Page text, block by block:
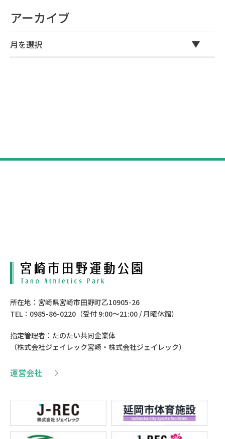
アーカイブ
所在地：宮崎県宮崎市田野町乙10905-26
TEL：0985-86-0220（受付 9:00〜21:00 / 月曜休館）
指定管理者：たのたい共同企業体
（株式会社ジェイレック宮崎・株式会社ジェイレック）
運営会社